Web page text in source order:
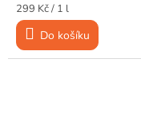
Měrná
cena:
299 Kč / 1 l
Do košíku